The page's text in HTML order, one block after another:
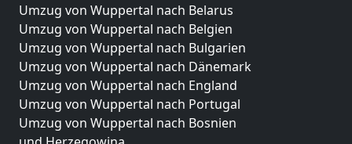
Umzug von Wuppertal nach Belarus
Umzug von Wuppertal nach Belgien
Umzug von Wuppertal nach Bulgarien
Umzug von Wuppertal nach Dänemark
Umzug von Wuppertal nach England
Umzug von Wuppertal nach Portugal
Umzug von Wuppertal nach Bosnien